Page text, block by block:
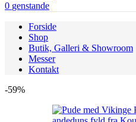
0 genstande
Forside
Shop
Butik, Galleri & Showroom
Messer
Kontakt
-59%